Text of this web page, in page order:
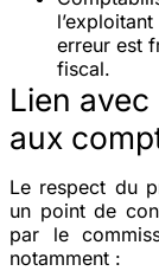
l’exploitant
erreur est
fiscal.
Lien avec
aux
Le respect du
un point de
par le
notamment :